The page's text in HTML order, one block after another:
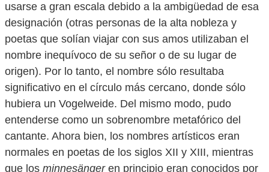
usarse a gran escala debido a la ambigüedad de esa
designación (otras personas de la alta nobleza y
poetas que solían viajar con sus amos utilizaban el
nombre inequívoco de su señor o de su lugar de
origen). Por lo tanto, el nombre sólo resultaba
significativo en el círculo más cercano, donde sólo
hubiera un Vogelweide. Del mismo modo, pudo
entenderse como un sobrenombre metafórico del
cantante. Ahora bien, los nombres artísticos eran
normales en poetas de los siglos XII y XIII, mientras
que los minnesängeren principio eran conocidos por